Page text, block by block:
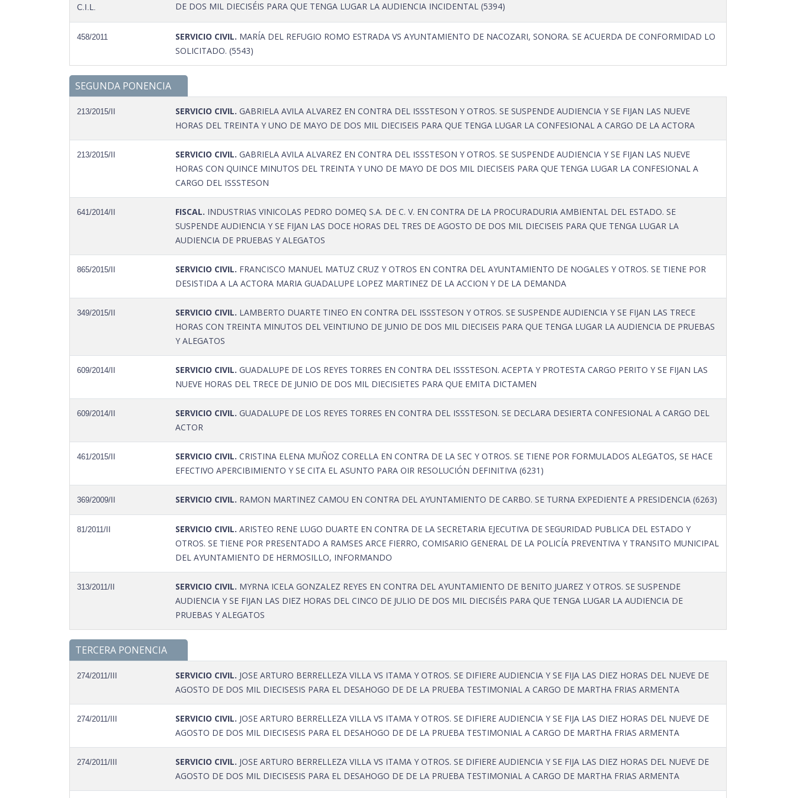
C.I.L.
DE DOS MIL DIECISÉIS PARA QUE TENGA LUGAR LA AUDIENCIA INCIDENTAL (5394)
458/2011 SERVICIO CIVIL. MARÍA DEL REFUGIO ROMO ESTRADA VS AYUNTAMIENTO DE NACOZARI, SONORA. SE ACUERDA DE CONFORMIDAD LO
SOLICITADO. (5543)
SEGUNDA PONENCIA
213/2015/II SERVICIO CIVIL. GABRIELA AVILA ALVAREZ EN CONTRA DEL ISSSTESON Y OTROS. SE SUSPENDE AUDIENCIA Y SE FIJAN LAS NUEVE
HORAS DEL TREINTA Y UNO DE MAYO DE DOS MIL DIECISEIS PARA QUE TENGA LUGAR LA CONFESIONAL A CARGO DE LA ACTORA
213/2015/II SERVICIO CIVIL. GABRIELA AVILA ALVAREZ EN CONTRA DEL ISSSTESON Y OTROS. SE SUSPENDE AUDIENCIA Y SE FIJAN LAS NUEVE
HORAS CON QUINCE MINUTOS DEL TREINTA Y UNO DE MAYO DE DOS MIL DIECISEIS PARA QUE TENGA LUGAR LA CONFESIONAL A
CARGO DEL ISSSTESON
641/2014/II FISCAL. INDUSTRIAS VINICOLAS PEDRO DOMEQ S.A. DE C. V. EN CONTRA DE LA PROCURADURIA AMBIENTAL DEL ESTADO. SE
SUSPENDE AUDIENCIA Y SE FIJAN LAS DOCE HORAS DEL TRES DE AGOSTO DE DOS MIL DIECISEIS PARA QUE TENGA LUGAR LA
AUDIENCIA DE PRUEBAS Y ALEGATOS
865/2015/II SERVICIO CIVIL. FRANCISCO MANUEL MATUZ CRUZ Y OTROS EN CONTRA DEL AYUNTAMIENTO DE NOGALES Y OTROS. SE TIENE POR
DESISTIDA A LA ACTORA MARIA GUADALUPE LOPEZ MARTINEZ DE LA ACCION Y DE LA DEMANDA
349/2015/II SERVICIO CIVIL. LAMBERTO DUARTE TINEO EN CONTRA DEL ISSSTESON Y OTROS. SE SUSPENDE AUDIENCIA Y SE FIJAN LAS TRECE
HORAS CON TREINTA MINUTOS DEL VEINTIUNO DE JUNIO DE DOS MIL DIECISEIS PARA QUE TENGA LUGAR LA AUDIENCIA DE PRUEBAS
Y ALEGATOS
609/2014/II SERVICIO CIVIL. GUADALUPE DE LOS REYES TORRES EN CONTRA DEL ISSSTESON. ACEPTA Y PROTESTA CARGO PERITO Y SE FIJAN LAS
NUEVE HORAS DEL TRECE DE JUNIO DE DOS MIL DIECISIETES PARA QUE EMITA DICTAMEN
609/2014/II SERVICIO CIVIL. GUADALUPE DE LOS REYES TORRES EN CONTRA DEL ISSSTESON. SE DECLARA DESIERTA CONFESIONAL A CARGO DEL
ACTOR
461/2015/II SERVICIO CIVIL. CRISTINA ELENA MUÑOZ CORELLA EN CONTRA DE LA SEC Y OTROS. SE TIENE POR FORMULADOS ALEGATOS, SE HACE
EFECTIVO APERCIBIMIENTO Y SE CITA EL ASUNTO PARA OIR RESOLUCIÓN DEFINITIVA (6231)
369/2009/II SERVICIO CIVIL. RAMON MARTINEZ CAMOU EN CONTRA DEL AYUNTAMIENTO DE CARBO. SE TURNA EXPEDIENTE A PRESIDENCIA (6263)
81/2011/II SERVICIO CIVIL. ARISTEO RENE LUGO DUARTE EN CONTRA DE LA SECRETARIA EJECUTIVA DE SEGURIDAD PUBLICA DEL ESTADO Y
OTROS. SE TIENE POR PRESENTADO A RAMSES ARCE FIERRO, COMISARIO GENERAL DE LA POLICÍA PREVENTIVA Y TRANSITO MUNICIPAL
DEL AYUNTAMIENTO DE HERMOSILLO, INFORMANDO
313/2011/II SERVICIO CIVIL. MYRNA ICELA GONZALEZ REYES EN CONTRA DEL AYUNTAMIENTO DE BENITO JUAREZ Y OTROS. SE SUSPENDE
AUDIENCIA Y SE FIJAN LAS DIEZ HORAS DEL CINCO DE JULIO DE DOS MIL DIECISÉIS PARA QUE TENGA LUGAR LA AUDIENCIA DE
PRUEBAS Y ALEGATOS
TERCERA PONENCIA
274/2011/III SERVICIO CIVIL. JOSE ARTURO BERRELLEZA VILLA VS ITAMA Y OTROS. SE DIFIERE AUDIENCIA Y SE FIJA LAS DIEZ HORAS DEL NUEVE DE
AGOSTO DE DOS MIL DIECISESIS PARA EL DESAHOGO DE DE LA PRUEBA TESTIMONIAL A CARGO DE MARTHA FRIAS ARMENTA
274/2011/III SERVICIO CIVIL. JOSE ARTURO BERRELLEZA VILLA VS ITAMA Y OTROS. SE DIFIERE AUDIENCIA Y SE FIJA LAS DIEZ HORAS DEL NUEVE DE
AGOSTO DE DOS MIL DIECISESIS PARA EL DESAHOGO DE DE LA PRUEBA TESTIMONIAL A CARGO DE MARTHA FRIAS ARMENTA
274/2011/III SERVICIO CIVIL. JOSE ARTURO BERRELLEZA VILLA VS ITAMA Y OTROS. SE DIFIERE AUDIENCIA Y SE FIJA LAS DIEZ HORAS DEL NUEVE DE
AGOSTO DE DOS MIL DIECISESIS PARA EL DESAHOGO DE DE LA PRUEBA TESTIMONIAL A CARGO DE MARTHA FRIAS ARMENTA